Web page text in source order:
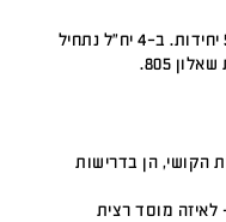
אנקורי מציעה קורסים ברמה של 3, 4 ו-5 יחידות. ב-4 יח"ל נתחיל
ברמת הקושי, הן בדרישות
מוסד רצית